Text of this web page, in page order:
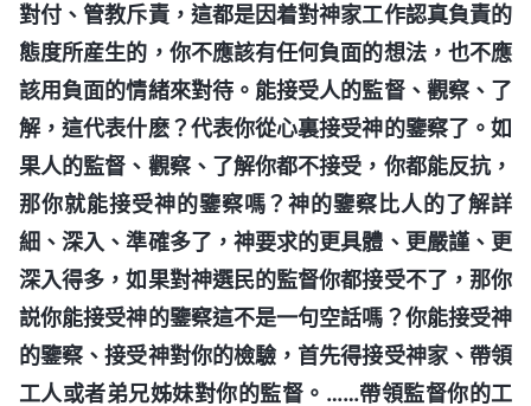
對付、管教斥責，這都是因着對神家工作認真負責的
態度所産生的，你不應該有任何負面的想法，也不應
該用負面的情緒來對待。能接受人的監督、觀察、了
解，這代表什麽？代表你從心裏接受神的鑒察了。如
果人的監督、觀察、了解你都不接受，你都能反抗，
那你就能接受神的鑒察嗎？神的鑒察比人的了解詳
細、深入、準確多了，神要求的更具體、更嚴謹、更
深入得多，如果對神選民的監督你都接受不了，那你
説你能接受神的鑒察這不是一句空話嗎？你能接受神
的鑒察、接受神對你的檢驗，首先得接受神家、帶領
工人或者弟兄姊妹對你的監督。……帶領監督你的工